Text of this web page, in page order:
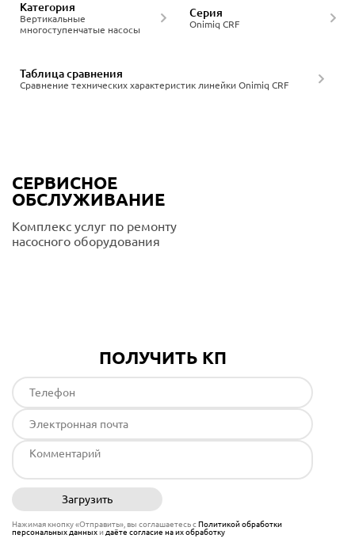
Вертикальные
многоступенчатые насосы
Категория
Onimiq CRF
Серия
Сравнение технических характеристик линейки Onimiq CRF
Таблица сравнения
СЕРВИСНОЕ
ОБСЛУЖИВАНИЕ
Комплекс услуг по ремонту
насосного оборудования
ПОЛУЧИТЬ КП
Загрузить
Нажимая кнопку «Отправить», вы соглашаетесь сПолитикой обработки
персональных данныхи даёте согласие на их обработку